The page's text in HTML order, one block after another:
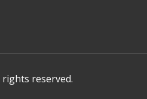
reserved.